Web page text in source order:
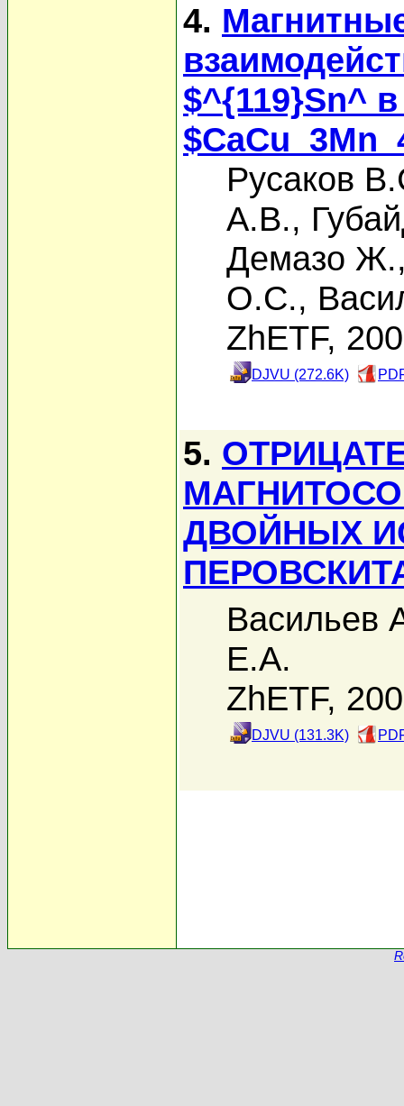
4.
$^{119}Sn^
Русаков
А.В.,
Демазо Ж.
О.С.,
ZhETF,
DJVU (272.6K)
5.
ДВОЙНЫХ
Васильев
Е.А.
ZhETF,
DJVU (131.3K)